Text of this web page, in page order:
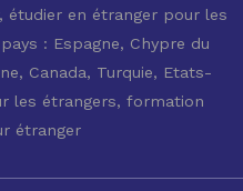
étudier en étranger pour les
: Espagne, Chypre du
Canada, Turquie, Etats-
les étrangers, formation
étranger